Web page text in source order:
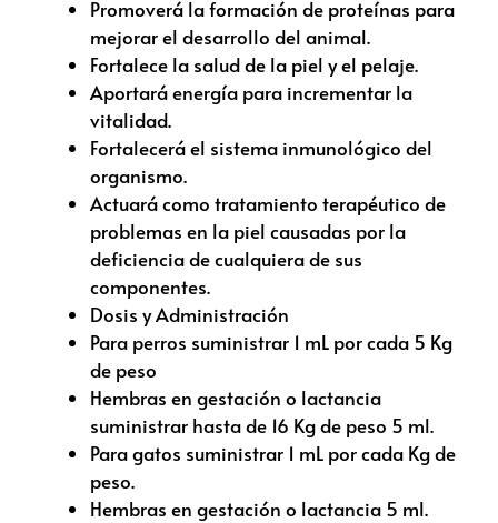
Promoverá la formación de proteínas para
mejorar el desarrollo del animal.
Fortalece la salud de la piel y el pelaje.
Aportará energía para incrementar la
vitalidad.
Fortalecerá el sistema inmunológico del
organismo.
Actuará como tratamiento terapéutico de
problemas en la piel causadas por la
deficiencia de cualquiera de sus
componentes.
Dosis y Administración
Para perros suministrar 1 mL por cada 5 Kg
de peso
Hembras en gestación o lactancia
suministrar hasta de 16 Kg de peso 5 ml.
Para gatos suministrar 1 mL por cada Kg de
peso.
Hembras en gestación o lactancia 5 ml.